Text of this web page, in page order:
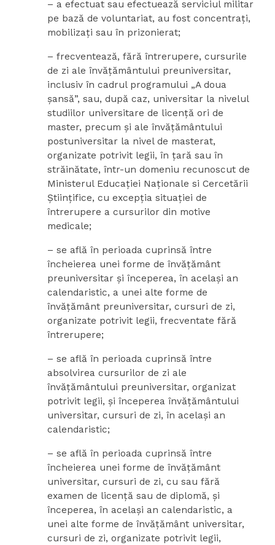
– a efectuat sau efectuează serviciul militar
pe bază de voluntariat, au fost concentraţi,
mobilizaţi sau în prizonierat;
– frecventează, fără întrerupere, cursurile
de zi ale învăţământului preuniversitar,
inclusiv în cadrul programului „A doua
şansă”, sau, după caz, universitar la nivelul
studiilor universitare de licenţă ori de
master, precum şi ale învăţământului
postuniversitar la nivel de masterat,
organizate potrivit legii, în ţară sau în
străinătate, într-un domeniu recunoscut de
Ministerul Educaţiei Naționale si Cercetării
Științifice, cu excepţia situaţiei de
întrerupere a cursurilor din motive
medicale;
– se află în perioada cuprinsă între
încheierea unei forme de învăţământ
preuniversitar şi începerea, în acelaşi an
calendaristic, a unei alte forme de
învăţământ preuniversitar, cursuri de zi,
organizate potrivit legii, frecventate fără
întrerupere;
– se află în perioada cuprinsă între
absolvirea cursurilor de zi ale
învăţământului preuniversitar, organizat
potrivit legii, şi începerea învăţământului
universitar, cursuri de zi, în acelaşi an
calendaristic;
– se află în perioada cuprinsă între
încheierea unei forme de învăţământ
universitar, cursuri de zi, cu sau fără
examen de licenţă sau de diplomă, şi
începerea, în acelaşi an calendaristic, a
unei alte forme de învăţământ universitar,
cursuri de zi, organizate potrivit legii,